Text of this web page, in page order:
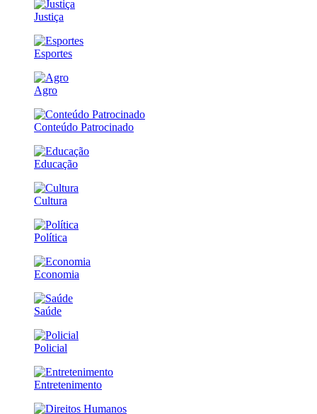
Justiça
Esportes
Agro
Conteúdo Patrocinado
Educação
Cultura
Política
Economia
Saúde
Policial
Entretenimento